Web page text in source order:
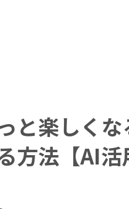
と楽しく
方法【AI活